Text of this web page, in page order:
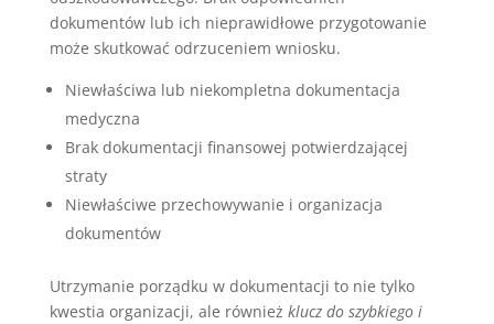
dokumentów lub ich nieprawidłowe przygotowanie
może skutkować odrzuceniem wniosku.
Niewłaściwa lub niekompletna dokumentacja
medyczna
Brak dokumentacji finansowej potwierdzającej
straty
Niewłaściwe przechowywanie i organizacja
dokumentów
Utrzymanie porządku w dokumentacji to nie tylko
kwestia organizacji, ale również klucz do szybkiego i